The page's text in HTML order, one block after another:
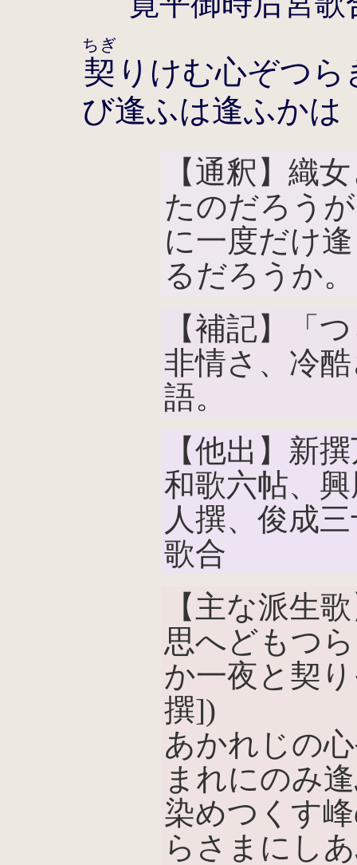
契
ちぎ
りけむ心ぞつ
び逢ふは逢ふかは
【通釈】織
たのだろう
に一度だけ
るだろうか。
【補記】「
非情さ、冷
語。
【他出】新
和歌六帖、
人撰、俊成
歌合
【主な派生
思へどもつ
か一夜と契
撰])
あかれじの
まれにのみ
染めつくす
らさまにし